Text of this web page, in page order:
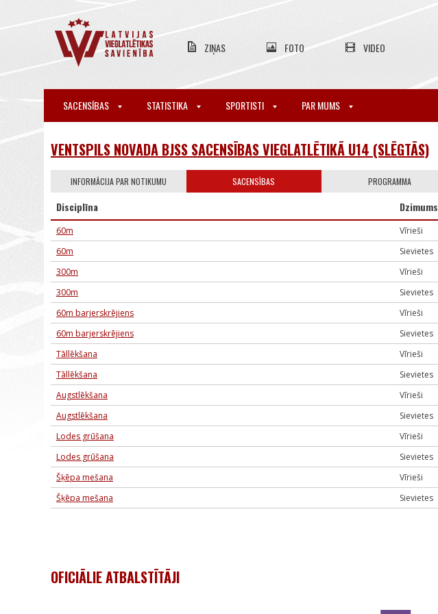
ZIŅAS FOTO VIDEO
SACENSĪBAS STATISTIKA SPORTISTI PAR MUMS
VENTSPILS NOVADA BJSS SACENSĪBAS VIEGLATLĒTIKĀ U14 (SLĒGTĀS)
INFORMĀCIJA PAR NOTIKUMU SACENSĪBAS PROGRAMMA
Disciplīna Dzimums
60m Vīrieši
60m
Sievietes
300m
Vīrieši
300m
Sievietes
60m barjerskrējiens
Vīrieši
60m barjerskrējiens
Sievietes
Tāllēkšana
Vīrieši
Tāllēkšana
Sievietes
Augstlēkšana
Vīrieši
Augstlēkšana
Sievietes
Lodes grūšana
Vīrieši
Lodes grūšana
Sievietes
Šķēpa mešana
Vīrieši
Šķēpa mešana
Sievietes
OFICIĀLIE ATBALSTĪTĀJI